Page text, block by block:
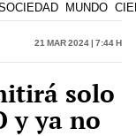
MUNDO
21 Mar 2024 | 7:44 h
solo
y ya no